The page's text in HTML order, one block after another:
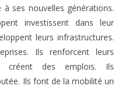
ses nouvelles générations.
investissent dans leur
leurs infrastructures.
Ils renforcent leurs
créent des emplois. Ils
Ils font de la mobilité un